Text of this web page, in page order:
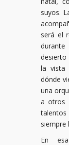
suyos.
será el
la vista
dónde
una
a otros
siempre
En